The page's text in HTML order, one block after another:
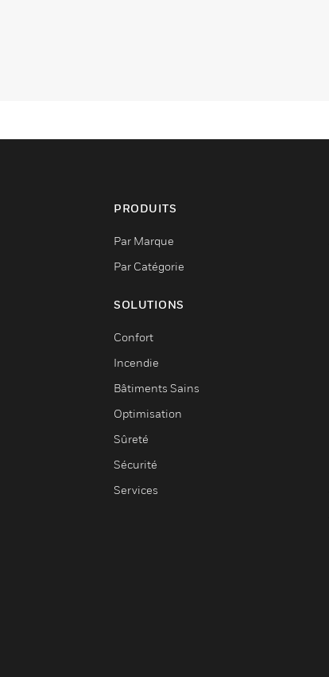
PRODUITS
Par Marque
Par Catégorie
SOLUTIONS
Confort
Incendie
Bâtiments Sains
Optimisation
Sûreté
Sécurité
Services